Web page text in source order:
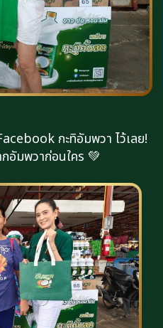
กะทิอัมพวา ไว้เลย!​
อัมพวาก่อนใคร 💚